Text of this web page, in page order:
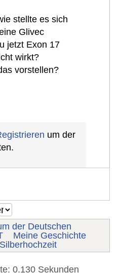
stellte es sich
Glivec
jetzt Exon 17
wirkt?
vorstellen?
um der
der Deutschen
Meine Geschichte
0.130 Sekunden